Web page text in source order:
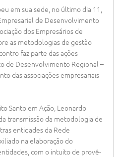
em sua sede, no último dia 11,
de Desenvolvimento
dos Empresários de
as metodologias de gestão
faz parte das ações
de Desenvolvimento Regional –
das associações empresariais
Santo em Ação, Leonardo
transmissão da metodologia de
entidades da Rede
na elaboração do
com o intuito de provê-